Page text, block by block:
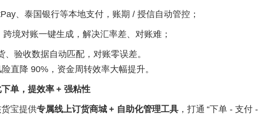
、泰国银行等本地支付，账期 / 授信自动管控；
境对账一键生成，解决汇率差、对账难；
验收数据自动匹配，对账零误差。
直降 90%，资金周转效率大幅提升。
下单，提效率 + 强粘性
宝提供专属线上订货商城 + 自助化管理工具 ，打通 “下单 - 支付 -